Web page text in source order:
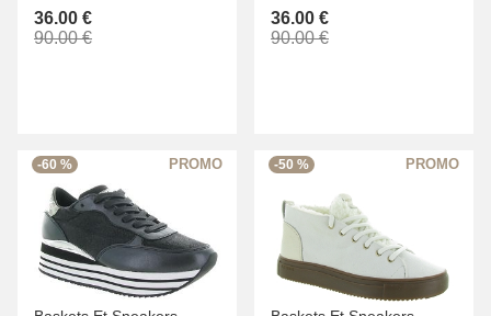
36.00 €
90.00 €
36.00 €
90.00 €
-60 % -50 %